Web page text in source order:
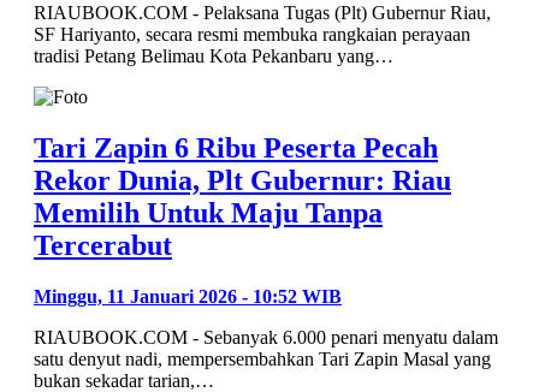
RIAUBOOK.COM - Pelaksana Tugas (Plt) Gubernur Riau,
SF Hariyanto, secara resmi membuka rangkaian perayaan
tradisi Petang Belimau Kota Pekanbaru yang…
Tari Zapin 6 Ribu Peserta Pecah
Rekor Dunia, Plt Gubernur: Riau
Memilih Untuk Maju Tanpa
Tercerabut
Minggu, 11 Januari 2026 - 10:52 WIB
RIAUBOOK.COM - Sebanyak 6.000 penari menyatu dalam
satu denyut nadi, mempersembahkan Tari Zapin Masal yang
bukan sekadar tarian,…